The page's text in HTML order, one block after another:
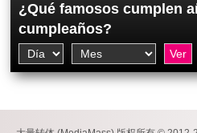
¿Qué famosos cumplen
cumpleaños?